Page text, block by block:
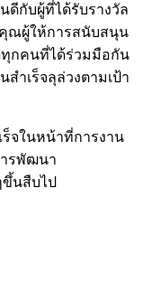
ดีกับผู้ที่ได้รับรางวัล
ณผู้ให้การสนับสนุน
ทุกคนที่ได้ร่วมมือกัน
ำเร็จลุล่วงตามเป้า
จในหน้าที่การงาน
รพัฒนา
ขึ้นสืบไป